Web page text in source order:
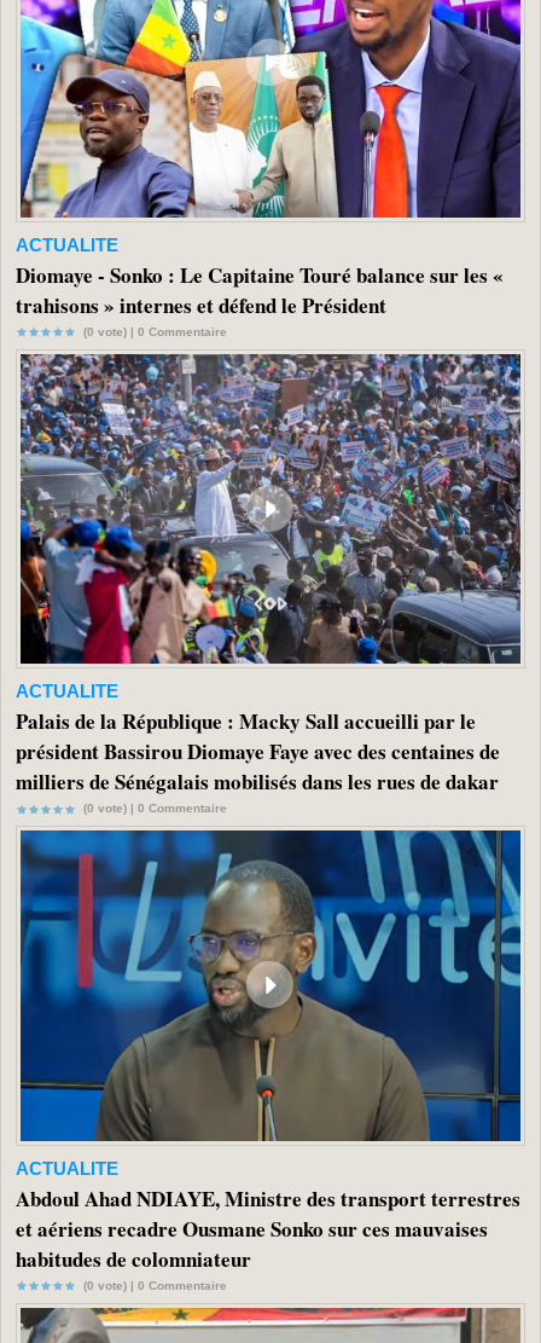
ACTUALITE
Diomaye - Sonko : Le Capitaine Touré balance sur les «
trahisons » internes et défend le Président
(0 vote) | 0 Commentaire
ACTUALITE
Palais de la République : Macky Sall accueilli par le
président Bassirou Diomaye Faye avec des centaines de
milliers de Sénégalais mobilisés dans les rues de dakar
(0 vote) | 0 Commentaire
ACTUALITE
Abdoul Ahad NDIAYE, Ministre des transport terrestres
et aériens recadre Ousmane Sonko sur ces mauvaises
habitudes de colomniateur
(0 vote) | 0 Commentaire